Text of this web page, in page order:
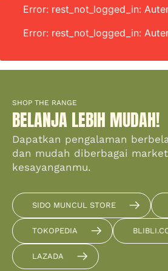
Error: rest_not_logged_in:
Error: rest_not_logged_in:
SHOP THE RANGE
BELANJA LEBIH MUDAH!
Dapatkan pengalaman
dan mudah diberbagai
kesayanganmu.
SIDO MUNCUL STORE
TOKOPEDIA
LAZADA